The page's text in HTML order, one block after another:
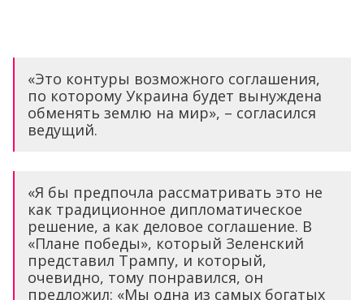
«Это контуры возможного соглашения,
по которому Украина будет вынуждена
обменять землю на мир», – согласился
ведущий.
«Я бы предпочла рассматривать это не
как традиционное дипломатическое
решение, а как деловое соглашение. В
«Плане победы», который Зеленский
представил Трампу, и который,
очевидно, тому понравился, он
предложил: «Мы одна из самых богатых